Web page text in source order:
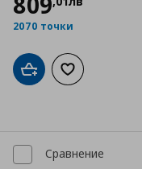
2070 точки
Добави в кошницата
Добави към
Сравнение